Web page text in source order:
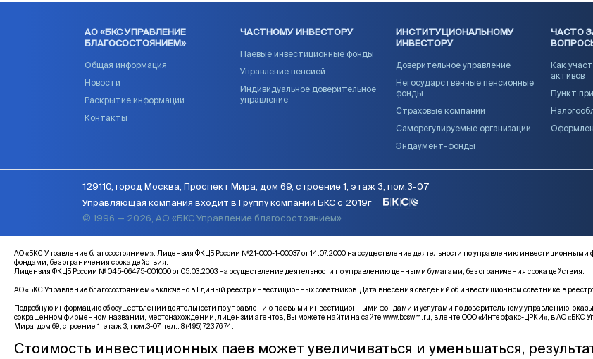
АО «БКС УПРАВЛЕНИЕ
БЛАГОСОСТОЯНИЕМ»
Общая информация
Новости
Раскрытие информации
Контакты
ЧАСТНОМУ ИНВЕСТОРУ
Паевые инвестиционные фонды
Управление пенсией
Индивидуальное доверительное
управление
ИНСТИТУЦИОНАЛЬНОМУ
ИНВЕСТОРУ
Доверительное управление
Негосударственные пенсионные
фонды
Страховые компании
Саморегулируемые организации
Эндаумент-фонды
ЧАСТО
Как
активов
Пункт
129110, город Москва, Проспект Мира, дом 69, строение 1, этаж 3, пом.3-07
Управляющая компания входит в Группу компаний БКС с 2019г
© 1996 — 2026, АО «БКС Управление благосостоянием»
АО «БКС Управление благосостоянием». Лицензия ФКЦБ России №21-000-1-00037 от 14.07.2000 на осуществление деятельности по управлению
фондами, без ограничения срока действия.
Лицензия ФКЦБ России № 045-06475-001000 от 05.03.2003 на осуществление деятельности по управлению ценными бумагами, без ограничения срока действия.
АО «БКС Управление благосостоянием» включено в Единый реестр инвестиционных советников. Дата внесения сведений об инвестиционном советнике в реестр:
Подробную информацию об осуществлении деятельности по управлению паевыми инвестиционными фондами и услугами по доверительному управлению,
сокращенном фирменном названии, местонахождении, лицензии агентов, Вы можете найти на сайте www.bcswm.ru , в ленте ООО «Интерфакс-ЦРКИ», в АО «БКС
Мира, дом 69, строение 1, этаж 3, пом.3-07, тел.: 8 (495) 723 76 74.
Стоимость инвестиционных паев может увеличиваться и уменьшаться,